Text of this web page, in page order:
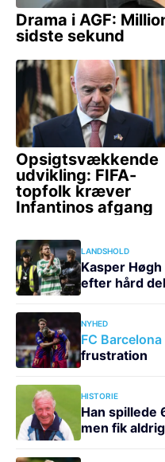
LANDSHOLD
Kasper
efter hård
NYHED
FC Barcelona
frustration
HISTORIE
Han spillede
men fik